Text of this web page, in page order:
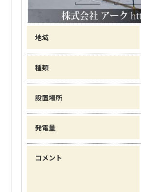
地域
種類
設置場所
発電量
コメント